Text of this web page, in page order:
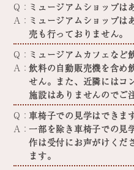
Q： ミュージアムショップは
A： ミュージアムショップは
売も行っておりません。
Q： ミュージアムカフェなど
A：飲料の自動販売機を含め
せん。また、近隣にはコ
施設はありませんのでご
Q：車椅子での見学はできま
A：一部を除き車椅子での見
作は受付にお声がけくだ
ます。